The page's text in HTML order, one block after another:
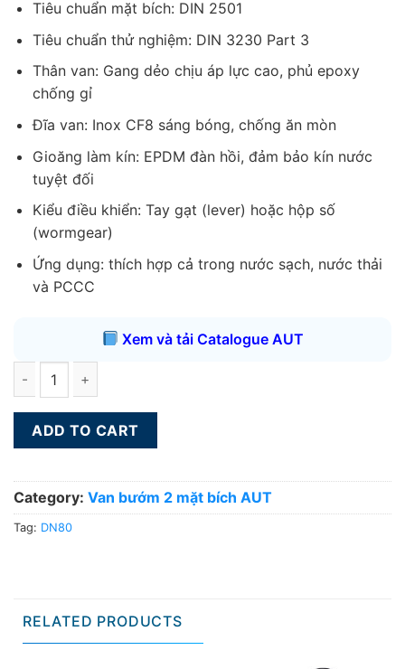
Tiêu chuẩn mặt bích: DIN 2501
Tiêu chuẩn thử nghiệm: DIN 3230 Part 3
Thân van: Gang dẻo chịu áp lực cao, phủ epoxy
chống gỉ
Đĩa van: Inox CF8 sáng bóng, chống ăn mòn
Gioăng làm kín: EPDM đàn hồi, đảm bảo kín nước
tuyệt đối
Kiểu điều khiển: Tay gạt (lever) hoặc hộp số
(wormgear)
Ứng dụng: thích hợp cả trong nước sạch, nước thải
và PCCC
Xem và tải Catalogue AUT
ADD TO CART
Category: Van bướm 2 mặt bích AUT
Tag: DN80
RELATED PRODUCTS